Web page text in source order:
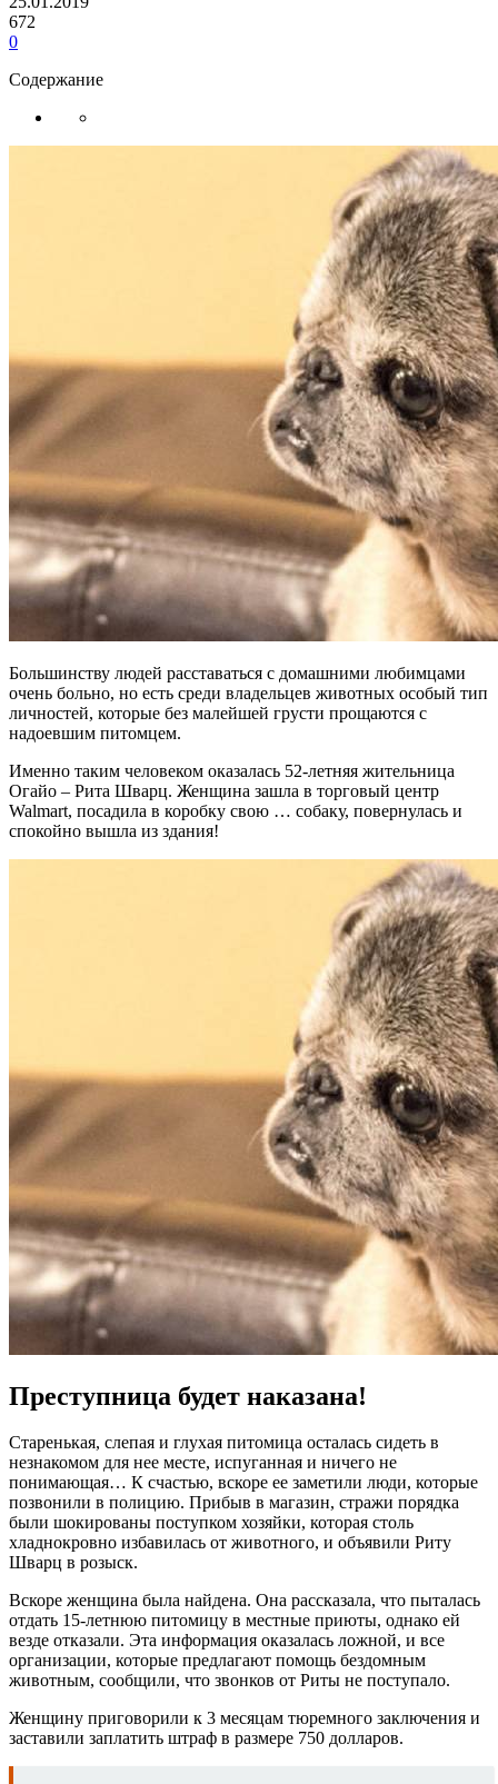
672
0
Содержание
Большинству людей расставаться с домашними любимцами
очень больно, но есть среди владельцев животных особый тип
личностей, которые без малейшей грусти прощаются с
надоевшим питомцем.
Именно таким человеком оказалась 52-летняя жительница
Огайо – Рита Шварц. Женщина зашла в торговый центр
Walmart, посадила в коробку свою … собаку, повернулась и
спокойно вышла из здания!
Преступница будет наказана!
Старенькая, слепая и глухая питомица осталась сидеть в
незнакомом для нее месте, испуганная и ничего не
понимающая… К счастью, вскоре ее заметили люди, которые
позвонили в полицию. Прибыв в магазин, стражи порядка
были шокированы поступком хозяйки, которая столь
хладнокровно избавилась от животного, и объявили Риту
Шварц в розыск.
Вскоре женщина была найдена. Она рассказала, что пыталась
отдать 15-летнюю питомицу в местные приюты, однако ей
везде отказали. Эта информация оказалась ложной, и все
организации, которые предлагают помощь бездомным
животным, сообщили, что звонков от Риты не поступало.
Женщину приговорили к 3 месяцам тюремного заключения и
заставили заплатить штраф в размере 750 долларов.